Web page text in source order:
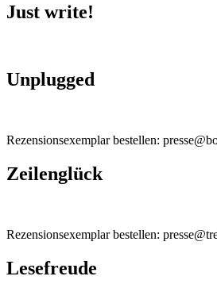
Just write!
Unplugged
Rezensionsexemplar bestellen:
Zeilenglück
Rezensionsexemplar bestellen:
Lesefreude